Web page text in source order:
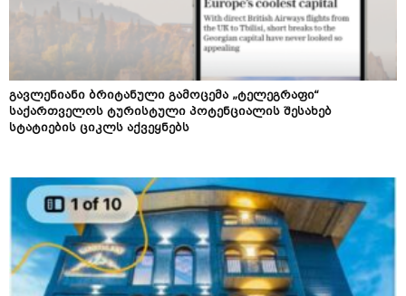
გავლენიანი ბრიტანული გამოცემა „ტელეგრაფი“
საქართველოს ტურისტული პოტენციალის შესახებ
სტატიების ციკლს აქვეყნებს